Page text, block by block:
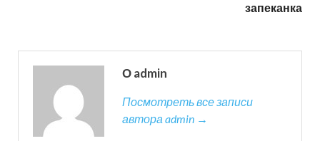
запеканка
О admin
Посмотреть все записи
автора admin →